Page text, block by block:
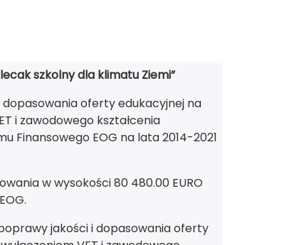
szkolny dla klimatu Ziemi”
oferty edukacyjnej na
i zawodowego kształcenia
Finansowego EOG na lata 2014-2021
w wysokości 80 480.00 EURO
jakości i dopasowania oferty